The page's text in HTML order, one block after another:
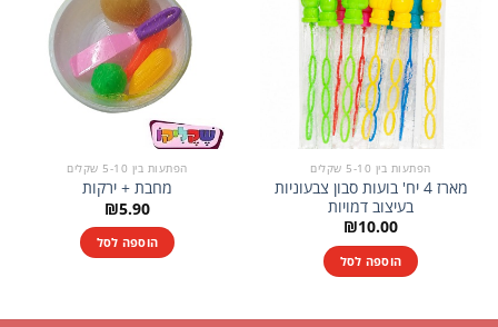
הפתעות בין 5-10 שקלים
מארז 4 יח' בועות סבון צבעוניות
בעיצוב דמויות
₪10.00
הוספה לסל
הפתעות בין 5-10 שקלים
מחבת + ירקות
₪5.90
הוספה לסל